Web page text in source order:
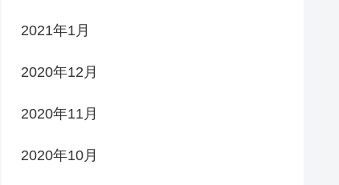
2021年1月
2020年12月
2020年11月
2020年10月